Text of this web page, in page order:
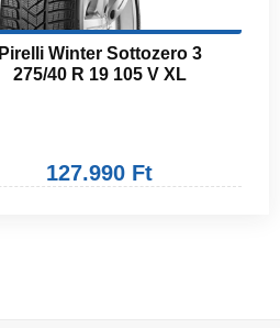
Pirelli Winter Sottozero 3
275/40 R 19 105 V XL
127.990 Ft